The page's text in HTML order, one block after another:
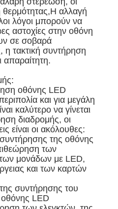
αλλαγή
λόγοι μπορούν να
αστοχίες στην οθόνη
σε σοβαρά
τακτική συντήρηση
απαραίτητη.
οθόνης LED
και για μεγάλη
καλύτερο να γίνεται
διαδρομής, οι
είναι οι ακόλουθες:
της οθόνης
των
μονάδων με LED,
και των καρτών
συντήρησης του
LED